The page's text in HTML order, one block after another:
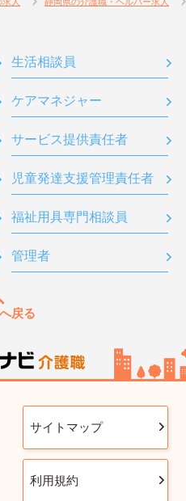
人 静岡県の介護職・ヘルパー求人
生活相談員
ケアマネジャー
サービス提供責任者
児童発達支援管理責任者
福祉用具専門相談員
管理者
戻る
サイトマップ
利用規約